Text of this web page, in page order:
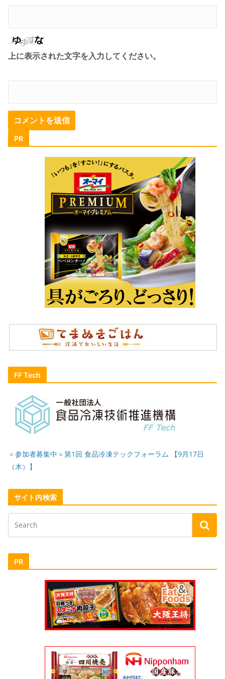
上に表示された文字を入力してください。
PR
FF Tech
＜参加者募集中＞第1回 食品冷凍テックフォーラム 【9月17日
（木）】
サイト内検索
PR